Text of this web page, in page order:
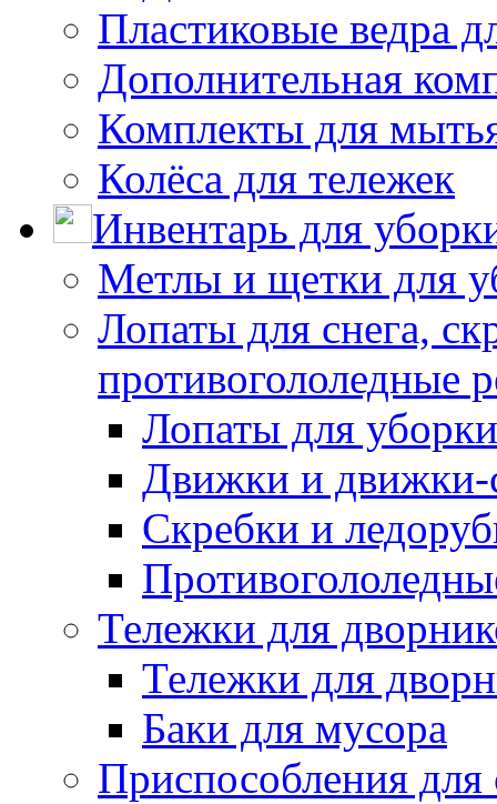
Пластиковые ведра
Дополнительная
Комплекты для
Колёса для тележек
Инвентарь для
Метлы и щетки для
Лопаты для снега,
противогололедные
Лопаты для
Движки и движки-
Скребки и
Тележки для
Тележки для
Баки для мусора
Приспособления для